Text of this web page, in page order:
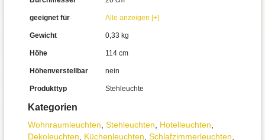
Kategorien
Wohnraum­leuchten Stehleuchten Hotelleuchten
Dekoleuchten
Küchenleuchten Schlafzimmer­leuchten
geeignet für Alle anzeigen [+]
Gewicht 0,33 kg
Höhe 114 cm
Höhenverstellbar nein
Produkttyp Stehleuchte